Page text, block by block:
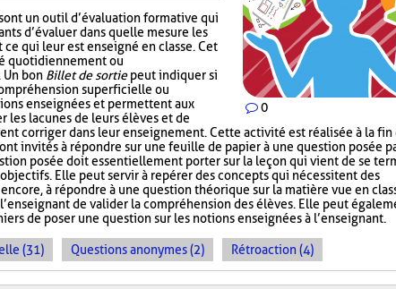
0
un outil d’évaluation formative qui
d’évaluer dans quelle mesure les
qui leur est enseigné en classe. Cet
quotidiennement ou
bon Billet de sortiepeut indiquer si
superficielle ou
enseignées et permettent aux
les lacunes de leurs élèves et de
corriger dans leur enseignement. Cette activité est réalisée à la fin
invités à répondre sur une feuille de papier à une question posée
posée doit essentiellement porter sur la leçon qui vient de se
Elle peut servir à repérer des concepts qui nécessitent des
à répondre à une question théorique sur la matière vue en
de valider la compréhension des élèves. Elle peut
de poser une question sur les notions enseignées à l’enseignant.
(31) Questions anonymes (2) Rétroaction (4)